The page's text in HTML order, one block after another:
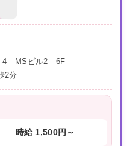
4 MSビル2 6F
2分
時給 1,500円～